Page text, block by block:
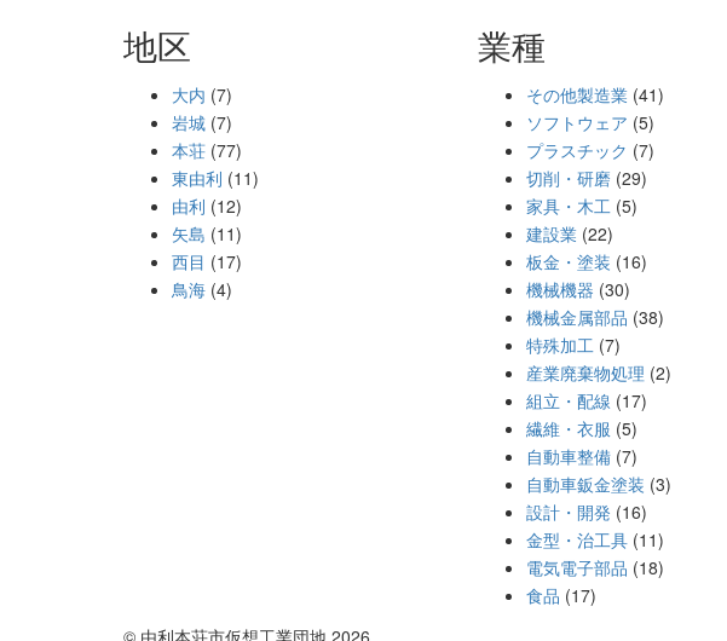
地区
大内 (7)
岩城 (7)
本荘 (77)
東由利 (11)
由利 (12)
矢島 (11)
西目 (17)
鳥海 (4)
業種
その他製造業(41)
ソフトウェア (5)
プラスチック (7)
切削・研磨 (29)
家具・木工 (5)
建設業(22)
板金・塗装 (16)
機械機器 (30)
機械金属部品 (38)
特殊加工 (7)
産業廃棄物処理 (2)
組立・配線 (17)
繊維・衣服 (5)
自動車整備(7)
自動車鈑金塗装 (3)
設計・開発 (16)
金型・治工具(11)
電気電子部品 (18)
食品 (17)